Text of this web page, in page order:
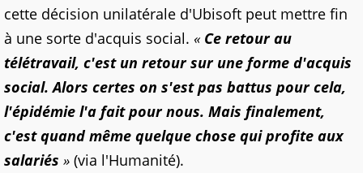
cette décision unilatérale d'Ubisoft peut mettre fin
à une sorte d'acquis social. « Ce retour au
télétravail, c'est un retour sur une forme d'acquis
social. Alors certes on s'est pas battus pour cela,
l'épidémie l'a fait pour nous. Mais finalement,
c'est quand même quelque chose qui profite aux
salariés » (via l'Humanité).